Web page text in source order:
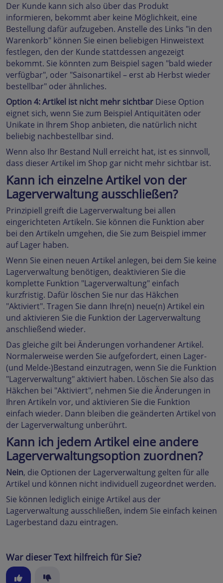
Der Kunde kann sich also über das Produkt
informieren, bekommt aber keine Möglichkeit, eine
Bestellung dafür aufzugeben. Anstelle des Links "in den
Warenkorb" können Sie einen beliebigen Hinweistext
festlegen, den der Kunde stattdessen angezeigt
bekommt. Sie könnten zum Beispiel sagen "bald wieder
verfügbar", oder "Saisonartikel – erst ab Herbst wieder
bestellbar" oder ähnliches.
Option 4: Artikel ist nicht mehr sichtbar Diese Option
eignet sich, wenn Sie zum Beispiel Antiquitäten oder
Unikate in Ihrem Shop anbieten, die natürlich nicht
beliebig nachbestellbar sind.
Wenn also Ihr Bestand Null erreicht hat, ist es sinnvoll,
dass dieser Artikel im Shop gar nicht mehr sichtbar ist.
Kann ich einzelne Artikel von der
Lagerverwaltung ausschließen?
Prinzipiell greift die Lagerverwaltung bei allen
eingerichteten Artikeln. Sie können die Funktion aber
bei den Artikeln umgehen, die Sie zum Beispiel immer
auf Lager haben.
Wenn Sie einen neuen Artikel anlegen, bei dem Sie keine
Lagerverwaltung benötigen, deaktivieren Sie die
komplette Funktion "Lagerverwaltung" einfach
kurzfristig. Dafür löschen Sie nur das Häkchen
"Aktiviert". Tragen Sie dann Ihre(n) neue(n) Artikel ein
und aktivieren Sie die Funktion der Lagerverwaltung
anschließend wieder.
Das gleiche gilt bei Änderungen vorhandener Artikel.
Normalerweise werden Sie aufgefordert, einen Lager-
(und Melde-)Bestand einzutragen, wenn Sie die Funktion
"Lagerverwaltung" aktiviert haben. Löschen Sie also das
Häkchen bei "Aktiviert", nehmen Sie die Änderungen in
Ihren Artikeln vor, und aktivieren Sie die Funktion
einfach wieder. Dann bleiben die geänderten Artikel von
der Lagerverwaltung unberührt.
Kann ich jedem Artikel eine andere
Lagerverwaltungsoption zuordnen?
Nein, die Optionen der Lagerverwaltung gelten für alle
Artikel und können nicht individuell zugeordnet werden.
Sie können lediglich einige Artikel aus der
Lagerverwaltung ausschließen, indem Sie einfach keinen
Lagerbestand dazu eintragen.
War dieser Text hilfreich für Sie?